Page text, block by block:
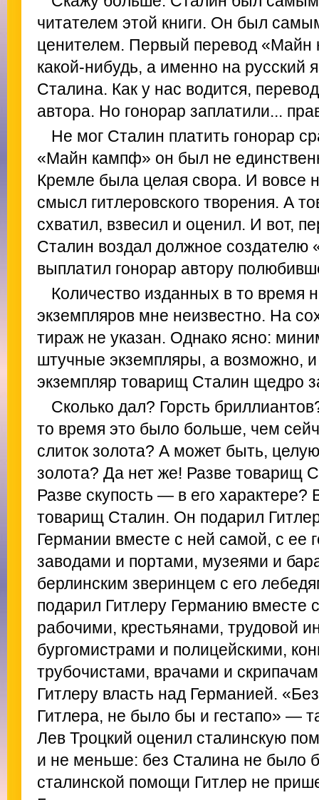
читателем этой книги. Он был
ценителем. Первый перевод
какой-нибудь, а именно на русский
Сталина. Как у нас водится,
автора. Но гонорар заплатили...
Не мог Сталин платить гонорар
«Майн кампф» он был не
Кремле была целая свора. И вовсе
смысл гитлеровского творения. А
схватил, взвесил и оценил. И вот,
Сталин воздал должное
выплатил гонорар автору
Количество изданных в то время
экземпляров мне неизвестно. На
тираж не указан. Однако ясно:
штучные экземпляры, а возможно,
экземпляр товарищ Сталин щедро
Сколько дал? Горсть
то время это было больше, чем
слиток золота? А может быть,
золота? Да нет же! Разве товарищ
Разве скупость — в его
товарищ Сталин. Он подарил
Германии вместе с ней самой, с ее
заводами и портами, музеями и
берлинским зверинцем с его
подарил Гитлеру Германию вместе
рабочими, крестьянами, трудовой
бургомистрами и полицейскими,
трубочистами, врачами и
Гитлеру власть над Германией.
Гитлера, не было бы и гестапо» —
Лев Троцкий оценил сталинскую
и не меньше: без Сталина не было
сталинской помощи Гитлер не